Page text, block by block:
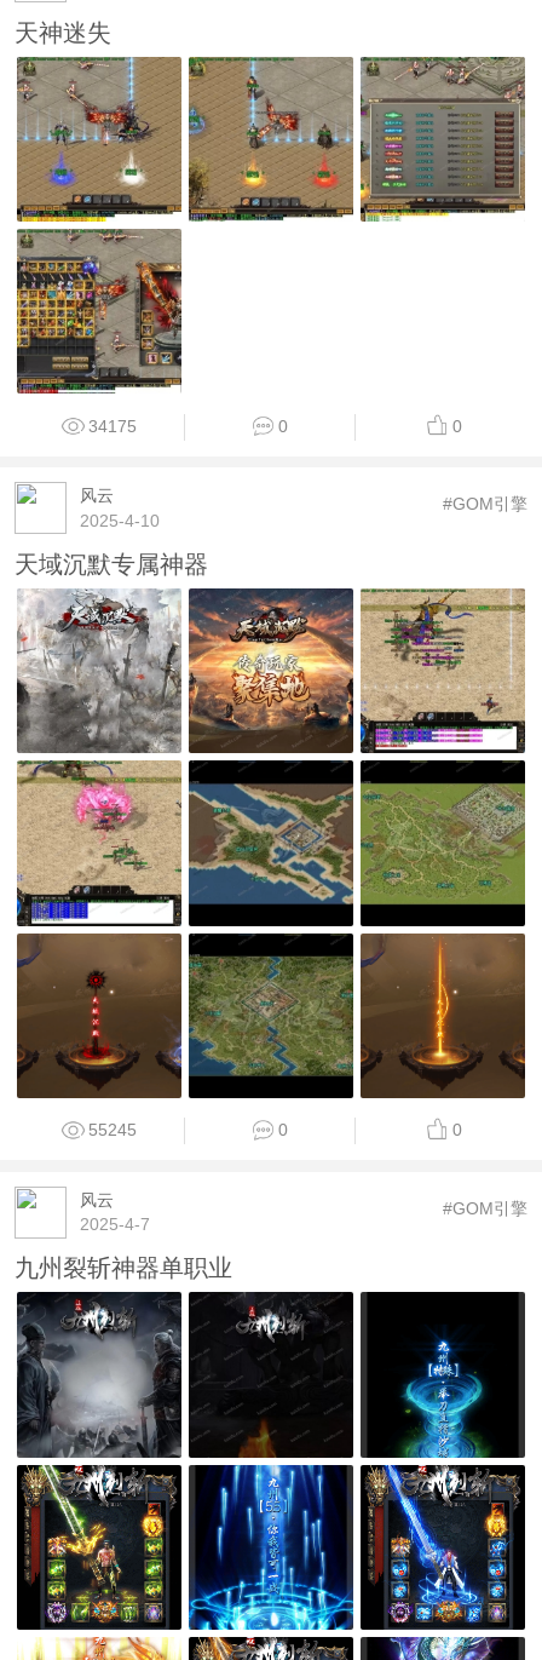
天神迷失
34175 0 0
风云
2025-4-10
#GOM引擎
天域沉默专属神器
55245 0 0
风云
2025-4-7
#GOM引擎
九州裂斩神器单职业